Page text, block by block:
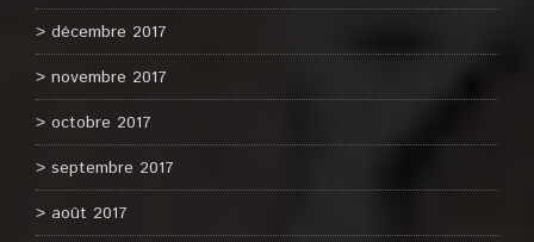
décembre 2017
novembre 2017
octobre 2017
septembre 2017
août 2017